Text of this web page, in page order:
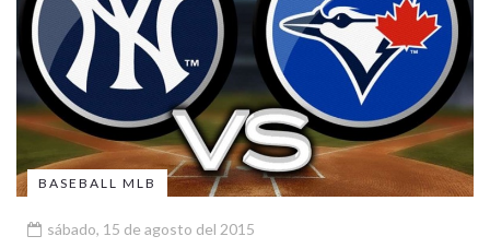
BASEBALL MLB
sábado, 15 de agosto del 2015